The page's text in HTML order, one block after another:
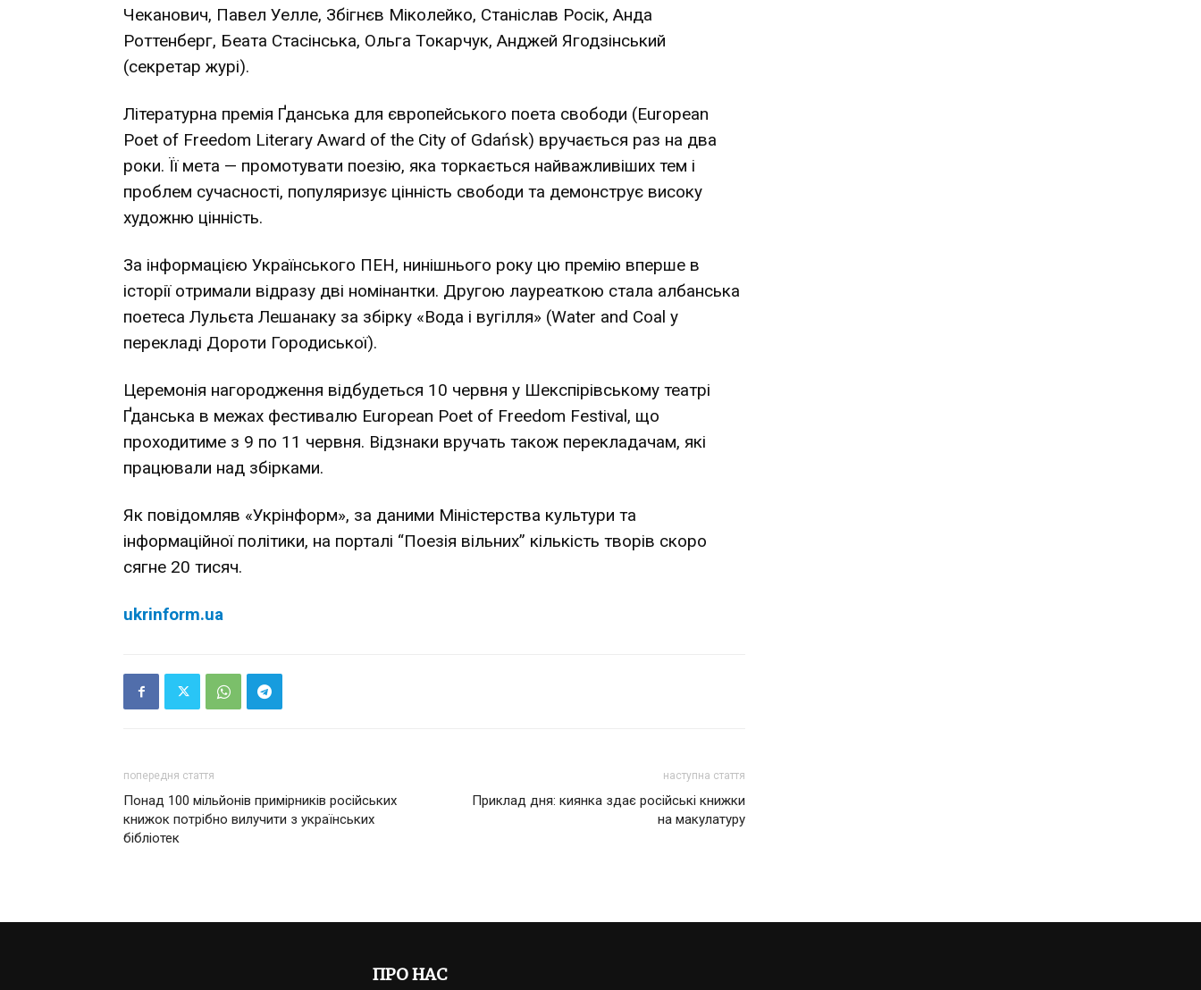
Чеканович, Павел Уелле, Збігнєв Міколейко, Станіслав Росік, Анда
Роттенберг, Беата Стасінська, Ольга Токарчук, Анджей Ягодзінський
(секретар журі).
Літературна премія Ґданська для європейського поета свободи (European
Poet of Freedom Literary Award of the City of Gdańsk) вручається раз на два
роки. Її мета — промотувати поезію, яка торкається найважливіших тем і
проблем сучасності, популяризує цінність свободи та демонструє високу
художню цінність.
За інформацією Українського ПЕН, нинішнього року цю премію вперше в
історії отримали відразу дві номінантки. Другою лауреаткою стала албанська
поетеса Лульєта Лешанаку за збірку «Вода і вугілля» (Water and Coal у
перекладі Дороти Городиської).
Церемонія нагородження відбудеться 10 червня у Шекспірівському театрі
Ґданська в межах фестивалю European Poet of Freedom Festival, що
проходитиме з 9 по 11 червня. Відзнаки вручать також перекладачам, які
працювали над збірками.
Як повідомляв «Укрінформ», за даними Міністерства культури та
інформаційної політики, на порталі “Поезія вільних” кількість творів скоро
сягне 20 тисяч.
ukrinform.ua
попередня стаття
Понад 100 мільйонів примірників російських
книжок потрібно вилучити з українських
бібліотек
наступна стаття
Приклад дня: киянка здає російські книжки
на макулатуру
ПРО НАС